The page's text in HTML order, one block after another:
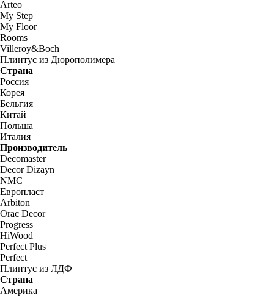
Arteo
My Step
My Floor
Rooms
Villeroy&Boch
Плинтус из Дюрополимера
Страна
Россия
Корея
Бельгия
Китай
Польша
Италия
Производитель
Decomaster
Decor Dizayn
NMC
Европласт
Arbiton
Orac Decor
Progress
HiWood
Perfect Plus
Perfect
Плинтус из ЛДФ
Страна
Америка